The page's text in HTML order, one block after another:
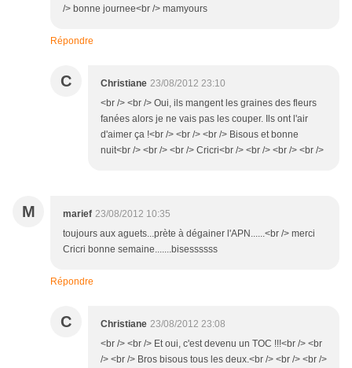
/> bonne journee<br /> mamyours
Répondre
C Christiane 23/08/2012 23:10
<br /> <br /> Oui, ils mangent les graines des fleurs
fanées alors je ne vais pas les couper. Ils ont l'air
d'aimer ça !<br /> <br /> <br /> Bisous et bonne
nuit<br /> <br /> <br /> Cricri<br /> <br /> <br /> <br />
M marief 23/08/2012 10:35
toujours aux aguets...prète à dégainer l'APN......<br /> merci
Cricri bonne semaine.......bisessssss
Répondre
C Christiane 23/08/2012 23:08
<br /> <br /> Et oui, c'est devenu un TOC !!!<br /> <br
/> <br /> Bros bisous tous les deux.<br /> <br /> <br />